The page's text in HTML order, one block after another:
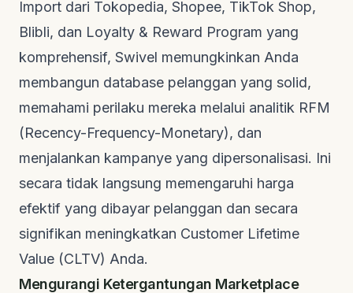
Import dari Tokopedia, Shopee, TikTok Shop,
Blibli, dan Loyalty & Reward Program yang
komprehensif, Swivel memungkinkan Anda
membangun database pelanggan yang solid,
memahami perilaku mereka melalui analitik RFM
(Recency-Frequency-Monetary), dan
menjalankan kampanye yang dipersonalisasi. Ini
secara tidak langsung memengaruhi harga
efektif yang dibayar pelanggan dan secara
signifikan meningkatkan Customer Lifetime
Value (CLTV) Anda.
Mengurangi Ketergantungan Marketplace